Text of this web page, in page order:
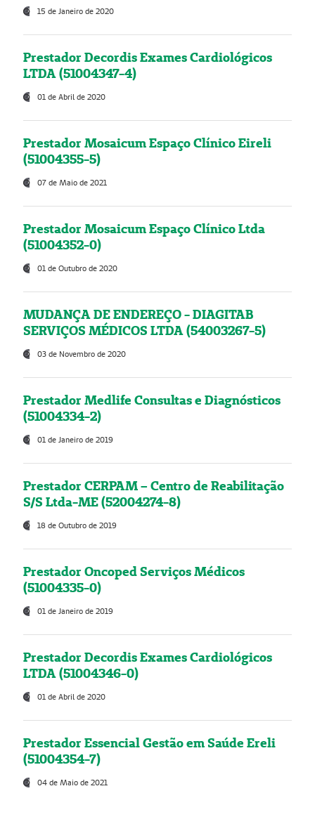
15 de Janeiro de 2020
Prestador Decordis Exames Cardiológicos
LTDA (51004347-4)
01 de Abril de 2020
Prestador Mosaicum Espaço Clínico Eireli
(51004355-5)
07 de Maio de 2021
Prestador Mosaicum Espaço Clínico Ltda
(51004352-0)
01 de Outubro de 2020
MUDANÇA DE ENDEREÇO - DIAGITAB
SERVIÇOS MÉDICOS LTDA (54003267-5)
03 de Novembro de 2020
Prestador Medlife Consultas e Diagnósticos
(51004334-2)
01 de Janeiro de 2019
Prestador CERPAM – Centro de Reabilitação
S/S Ltda-ME (52004274-8)
18 de Outubro de 2019
Prestador Oncoped Serviços Médicos
(51004335-0)
01 de Janeiro de 2019
Prestador Decordis Exames Cardiológicos
LTDA (51004346-0)
01 de Abril de 2020
Prestador Essencial Gestão em Saúde Ereli
(51004354-7)
04 de Maio de 2021